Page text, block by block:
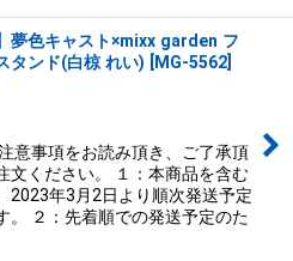
夢色キャスト×mixx garden フ
タンド(白椋 れい)
MG-5562
意事項をお読み頂き、ご了承頂
文ください。 １：本商品を含む
2023年3月2日より順次発送予定
。 ２：先着順での発送予定のた